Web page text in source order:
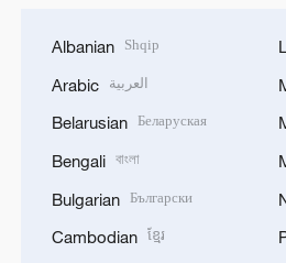
Albanian Shqip
Arabic العربية
Belarusian Беларуская
Bengali বাংলা
Bulgarian Български
Cambodian ខ្មែរ